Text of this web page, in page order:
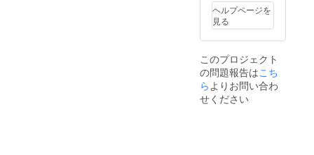
ヘルプページを
見る
このプロジェクト
の問題報告はこち
ら よりお問い合わ
せください